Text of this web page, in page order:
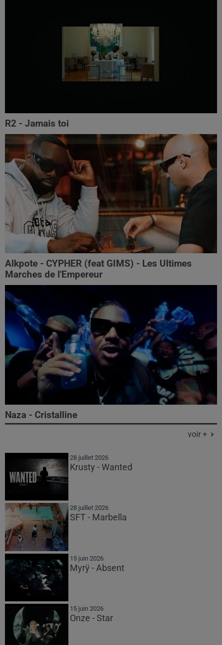
R2 - Jamais toi
Alkpote - CYPHER (feat GIMS) - Les Ultimes
Marches de l'Empereur
Naza - Cristalline
voir +
28 juillet 2026
Krusty - Wanted
28 juillet 2026
SFT - Marbella
15 juin 2026
Myrÿ - Absent
15 juin 2026
Onze - Star